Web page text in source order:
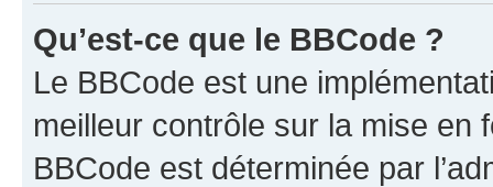
Qu’est-ce que le BBCode ?
Le BBCode est une
meilleur contrôle sur la mise en
BBCode est déterminée par